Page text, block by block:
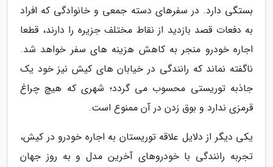
بستگی دارد. در سفرهای دسته جمعی و خانوادگی که افراد
به دفعات قصد بازدید از نقاط مختلف جزیره را دارند، قطعا
اجاره خودرو منجر به کاهش هزینه های سفر خواهد شد.
ناگفته نماند که رانندگی در خیابان های کیش نیز خود یک
جاذبه توریستی محسوب می گردد؛ شهری که هیچ چراغ
قرمزی ندارد و بوق زدن در آن ممنوع است.
یکی دیگر از دلایل علاقه توریستان به اجاره خودرو در کیش،
تجربه رانندگی با خودروهای آخرین مدل و به روز جهان